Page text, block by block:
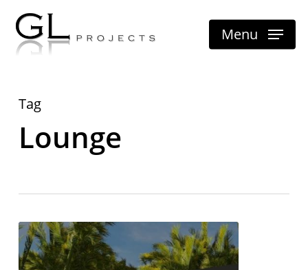
Skip
main
Menu
Tag
Lounge